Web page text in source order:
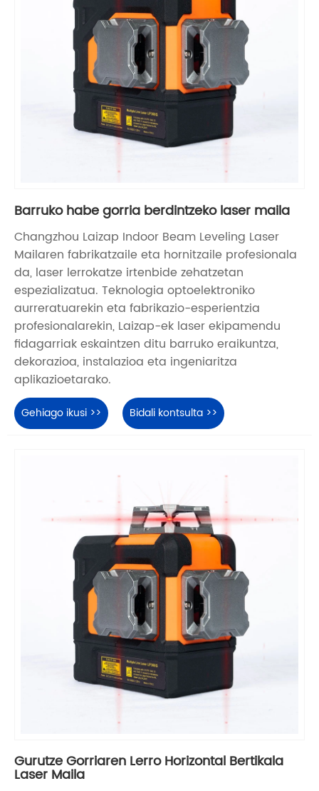
Barruko habe gorria berdintzeko laser maila
Changzhou Laizap Indoor Beam Leveling Laser
Mailaren fabrikatzaile eta hornitzaile profesionala
da, laser lerrokatze irtenbide zehatzetan
espezializatua. Teknologia optoelektroniko
aurreratuarekin eta fabrikazio-esperientzia
profesionalarekin, Laizap-ek laser ekipamendu
fidagarriak eskaintzen ditu barruko eraikuntza,
dekorazioa, instalazioa eta ingeniaritza
aplikazioetarako.
Gehiago ikusi >> Bidali kontsulta >>
Gurutze Gorriaren Lerro Horizontal Bertikala
Laser Maila